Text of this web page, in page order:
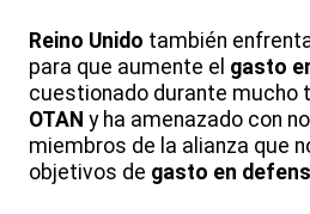
Reino Unido también
para que aumente el gasto
cuestionado durante mucho
OTAN y ha amenazado con
miembros de la alianza que
objetivos de gasto en